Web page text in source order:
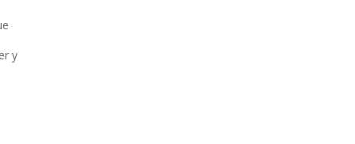
y